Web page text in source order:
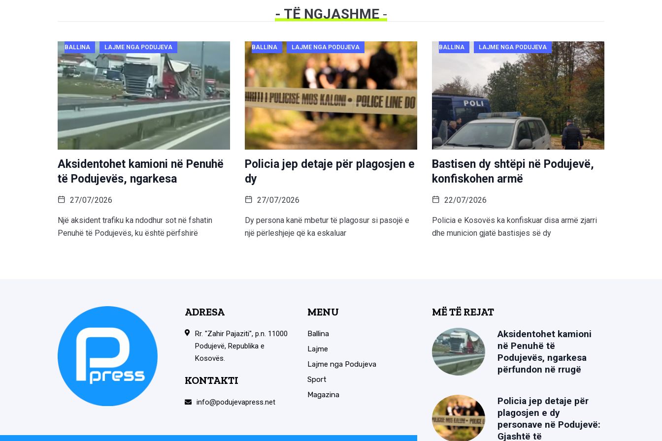
- TË NGJASHME-
BALLINA LAJME NGA PODUJEVA
Aksidentohet kamioni në Penuhë
të Podujevës, ngarkesa
27/07/2026
Një aksident trafiku ka ndodhur sot në fshatin
Penuhë të Podujevës, ku është përfshirë
BALLINA LAJME NGA PODUJEVA
Policia jep detaje për plagosjen e
dy
27/07/2026
Dy persona kanë mbetur të plagosur si pasojë e
një përleshjeje që ka eskaluar
BALLINA LAJME NGA PODUJEVA
Bastisen dy shtëpi në Podujevë,
konfiskohen armë
22/07/2026
Policia e Kosovës ka konfiskuar disa armë zjarri
dhe municion gjatë bastisjes së dy
ADRESA
Rr. "Zahir Pajaziti", p.n. 11000
Podujevë, Republika e
Kosovës.
KONTAKTI
info@podujevapress.net
MENU
Ballina
Lajme
Lajme nga Podujeva
Sport
Magazina
MË TË REJAT
Aksidentohet kamioni
në Penuhë të
Podujevës, ngarkesa
përfundon në rrugë
Policia jep detaje për
plagosjen e dy
personave në Podujevë:
Gjashtë të